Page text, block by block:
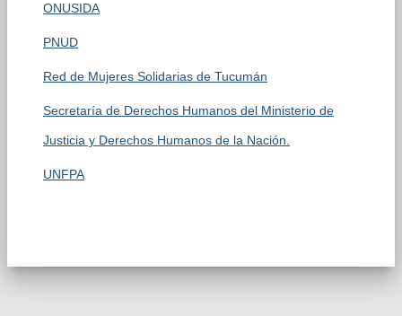
ONUSIDA
PNUD
Red de Mujeres Solidarias de Tucumán
Secretaría de Derechos Humanos del Ministerio de
Justicia y Derechos Humanos de la Nación.
UNFPA